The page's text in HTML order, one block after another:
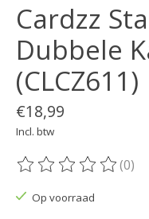
Cardzz
Dubbele
(CLCZ611)
€18,99
Incl. btw
De beoordeling van
(0)
Op voorraad